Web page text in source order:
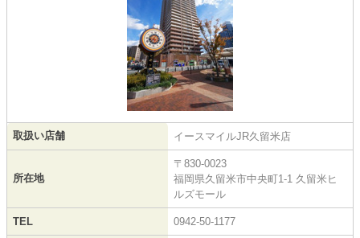
取扱い店舗 イースマイルJR久留米店
所在地
〒830-0023
福岡県久留米市中央町1-1 久留米ヒ
ルズモール
TEL 0942-50-1177